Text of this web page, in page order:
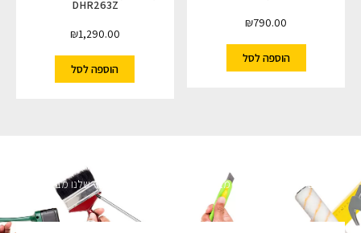
₪790.00
הוספה לסל
DHR263Z
₪1,290.00
הוספה לסל
השארו מעודכנים
מעוניינים לקבל עדכונים על מבצעים והנחות הירשמו לניוזלטר שלנו מבטיחים לא